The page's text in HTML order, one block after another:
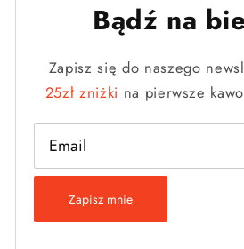
Bądź na
Zapisz się do naszego
25zł zniżki na pierwsze
Zapisz mnie